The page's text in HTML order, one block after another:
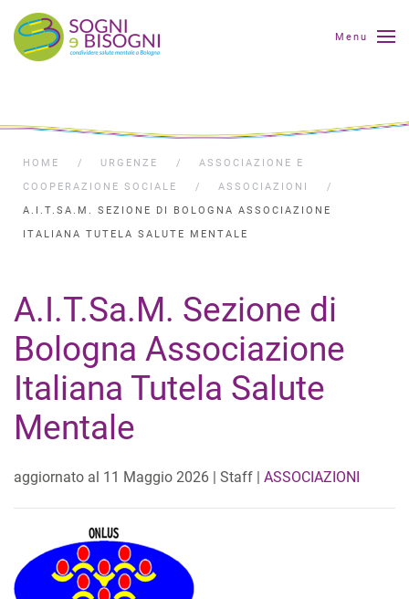
Menu
HOME URGENZE
ASSOCIAZIONE E
COOPERAZIONE SOCIALE
ASSOCIAZIONI
A.I.T.SA.M. SEZIONE DI BOLOGNA ASSOCIAZIONE
ITALIANA TUTELA SALUTE MENTALE
A.I.T.Sa.M. Sezione di
Bologna Associazione
Italiana Tutela Salute
Mentale
aggiornato al 11 Maggio 2026 | Staff | ASSOCIAZIONI